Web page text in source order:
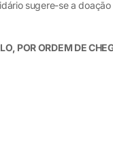
sugere-se a
POR ORDEM DE